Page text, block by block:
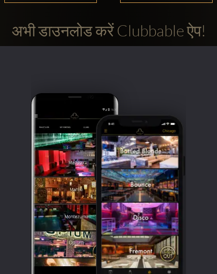
अभी डाउनलोड करें Clubbable ऐप!